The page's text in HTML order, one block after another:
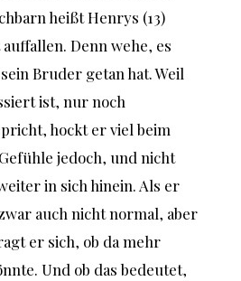
heißt Henrys (13)
Denn wehe, es
Bruder getan hat. Weil
ist, nur noch
hockt er viel beim
jedoch, und nicht
in sich hinein. Als er
auch nicht normal, aber
er sich, ob da mehr
Und ob das bedeutet,